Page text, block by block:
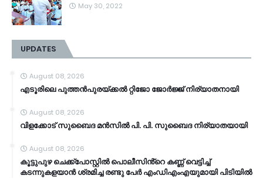
May 30, 2022
UPDATES
August 08, 2026
എടൂരിലെ പുത്തൻപുരയ്ക്കൽ റ്റിജോ ജോർജ്ജ് നിര്യാതനായി
August 08, 2026
വിളക്കോട് സുബൈദ മൻസിൽ പി. പി. സുബൈദ നിര്യാതയായി
August 08, 2026
കൂട്ടുപുഴ ചെക്ക്പോസ്റ്റിൽ പൊലീസിൻ്റെ കണ്ണ് വെട്ടിച്ച്
കടന്നുകളയാൻ ശ്രമിച്ച രണ്ടു പേർ എംഡിഎംഎയുമായി പിടിയിൽ